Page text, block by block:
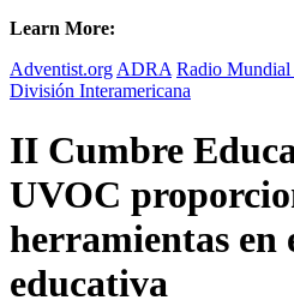
Learn More:
Adventist.org ADRA Radio Mundial
División Interamericana
II Cumbre
UVOC
herramientas en
educativa